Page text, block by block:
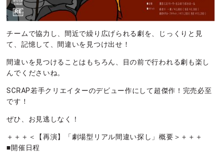
チームで協力し、間近で繰り広げられる劇を、じっくりと見
て、記憶して、間違いを見つけ出せ！
間違いを見つけることはもちろん、目の前で行われる劇も楽し
んでくださいね。
SCRAP若手クリエイターのデビュー作にして超傑作！完売必至
です！
ぜひ、お見逃しなく！
＋＋＋＜【再演】「劇場型リアル間違い探し」概要＞＋＋＋
■開催日程